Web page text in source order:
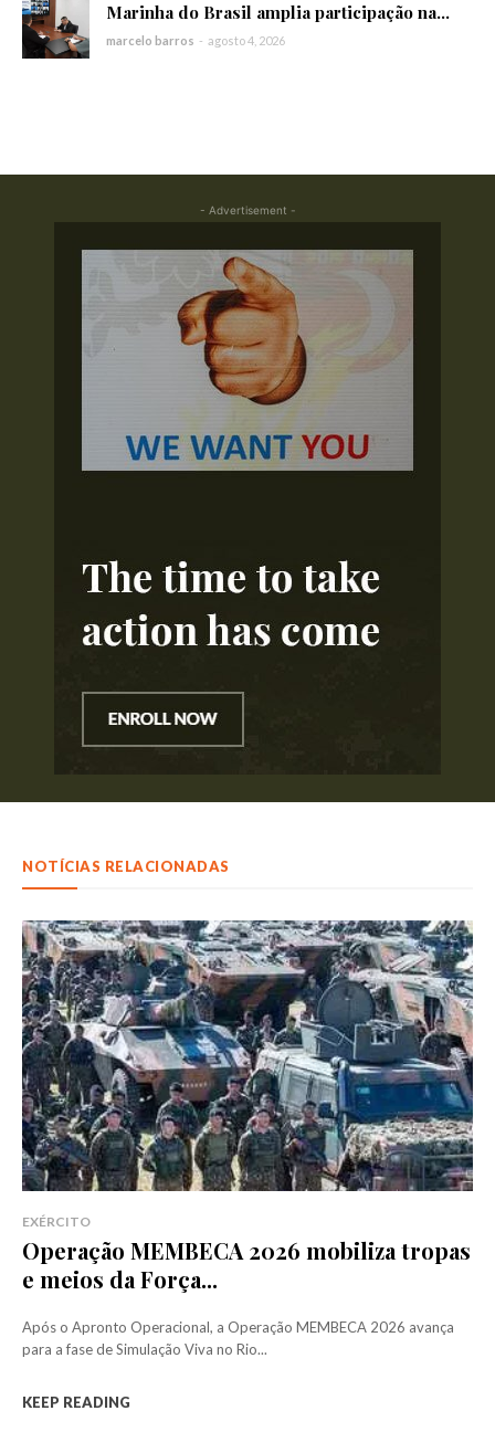
Marinha do Brasil amplia participação na...
marcelo barros - agosto 4, 2026
- Advertisement -
NOTÍCIAS RELACIONADAS
EXÉRCITO
Operação MEMBECA 2026 mobiliza tropas
e meios da Força...
Após o Apronto Operacional, a Operação MEMBECA 2026 avança
para a fase de Simulação Viva no Rio...
KEEP READING